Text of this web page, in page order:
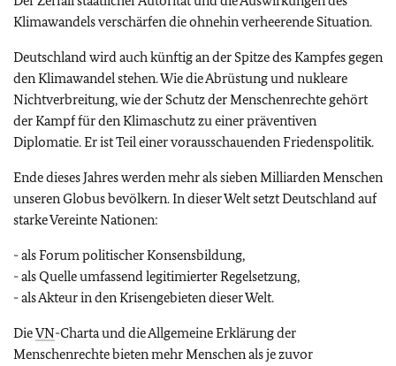
Klimawandels verschärfen die ohnehin verheerende Situation.
Deutschland wird auch künftig an der Spitze des Kampfes gegen
den Klimawandel stehen. Wie die Abrüstung und nukleare
Nichtverbreitung, wie der Schutz der Menschenrechte gehört
der Kampf für den Klimaschutz zu einer präventiven
Diplomatie. Er ist Teil einer vorausschauenden Friedenspolitik.
Ende dieses Jahres werden mehr als sieben Milliarden Menschen
unseren Globus bevölkern. In dieser Welt setzt Deutschland auf
starke Vereinte Nationen:
- als Forum politischer Konsensbildung,
- als Quelle umfassend legitimierter Regelsetzung,
- als Akteur in den Krisengebieten dieser Welt.
DieVN-Charta und die Allgemeine Erklärung der
Menschenrechte bieten mehr Menschen als je zuvor